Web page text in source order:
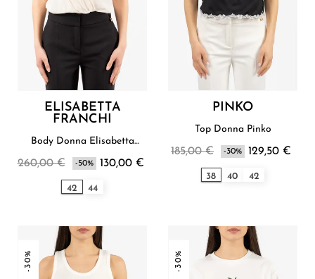
ELISABETTA
FRANCHI
Body Donna Elisabetta
260,00 € -50% 130,00 €
42 44
PINKO
Top Donna Pinko
185,00 € -30% 129,50 €
38 40 42
-30% -30%